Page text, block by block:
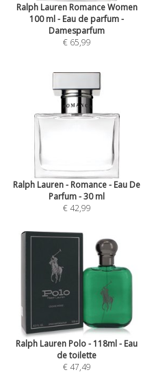
Ralph Lauren Romance Women
100 ml - Eau de parfum -
Damesparfum
€ 65,99
Ralph Lauren - Romance - Eau De
Parfum - 30 ml
€ 42,99
Ralph Lauren Polo - 118ml - Eau
de toilette
€ 47,49